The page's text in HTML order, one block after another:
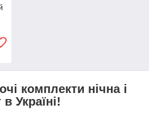
комплекти нічна і
Україні!